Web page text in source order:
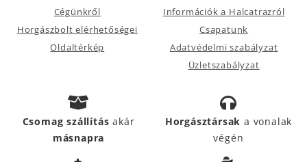
Cégünkről
Horgászbolt elérhetőségei
Oldaltérkép
Információk a Halcatrazról
Csapatunk
Adatvédelmi szabályzat
Üzletszabályzat
Csomag szállításakár
másnapra
Horgásztársak a vonalak
végén